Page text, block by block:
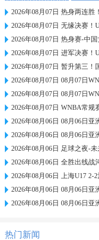
2026年08月07日 热身两连胜！拜
2026年08月07日 无缘决赛！U17上海
2026年08月07日 热身赛-中国女
2026年08月07日 进军决赛！U17国
2026年08月07日 暂升第三！国安4-0
2026年08月07日 08月07日WNBA
2026年08月07日 08月07日WNBA常
2026年08月07日 WNBA常规赛 拉
2026年08月06日 08月06日亚洲大学
2026年08月06日 08月06日亚洲大学生
2026年08月06日 足球之夜-未
2026年08月06日 全胜出线战河床U17
2026年08月06日 上海U17 2-2河床锁
2026年08月06日 08月06日亚洲大学生
2026年08月06日 08月06日亚洲大学
热门新闻